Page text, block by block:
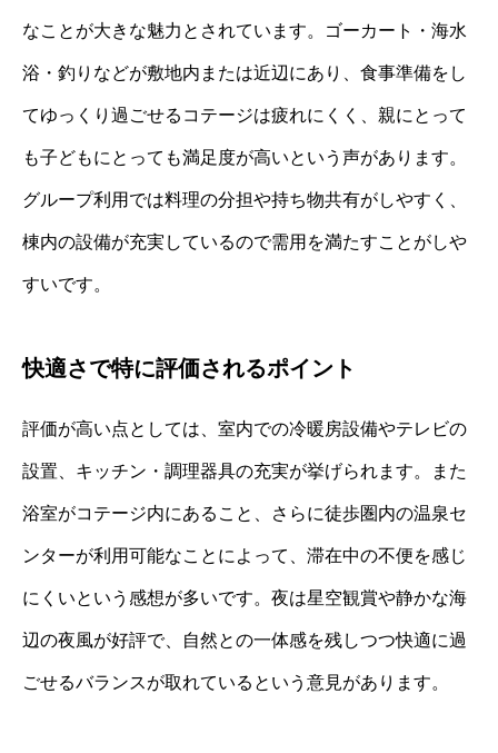
なことが大きな魅力とされています。ゴーカート・海水
浴・釣りなどが敷地内または近辺にあり、食事準備をし
てゆっくり過ごせるコテージは疲れにくく、親にとって
も子どもにとっても満足度が高いという声があります。
グループ利用では料理の分担や持ち物共有がしやすく、
棟内の設備が充実しているので需用を満たすことがしや
すいです。
快適さで特に評価されるポイント
評価が高い点としては、室内での冷暖房設備やテレビの
設置、キッチン・調理器具の充実が挙げられます。また
浴室がコテージ内にあること、さらに徒歩圏内の温泉セ
ンターが利用可能なことによって、滞在中の不便を感じ
にくいという感想が多いです。夜は星空観賞や静かな海
辺の夜風が好評で、自然との一体感を残しつつ快適に過
ごせるバランスが取れているという意見があります。